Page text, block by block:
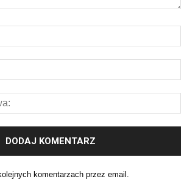
komentarzach przez email.